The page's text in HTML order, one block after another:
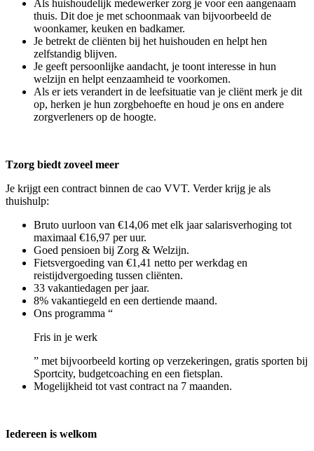
Als huishoudelijk medewerker zorg je voor een aangenaam
thuis. Dit doe je met schoonmaak van bijvoorbeeld de
woonkamer, keuken en badkamer.
Je betrekt de cliënten bij het huishouden en helpt hen
zelfstandig blijven.
Je geeft persoonlijke aandacht, je toont interesse in hun
welzijn en helpt eenzaamheid te voorkomen.
Als er iets verandert in de leefsituatie van je cliënt merk je dit
op, herken je hun zorgbehoefte en houd je ons en andere
zorgverleners op de hoogte.
Tzorg biedt zoveel meer
Je krijgt een contract binnen de cao VVT. Verder krijg je als
thuishulp:
Bruto uurloon van €14,06 met elk jaar salarisverhoging tot
maximaal €16,97 per uur.
Goed pensioen bij Zorg & Welzijn.
Fietsvergoeding van €1,41 netto per werkdag en
reistijdvergoeding tussen cliënten.
33 vakantiedagen per jaar.
8% vakantiegeld en een dertiende maand.
Ons programma “
Fris in je werk
” met bijvoorbeeld korting op verzekeringen, gratis sporten bij
Sportcity, budgetcoaching en een fietsplan.
Mogelijkheid tot vast contract na 7 maanden.
Iedereen is welkom